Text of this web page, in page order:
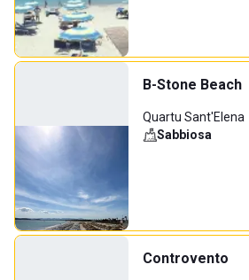
B-Stone Beach
Quartu Sant'Elena
Sabbiosa
Controvento